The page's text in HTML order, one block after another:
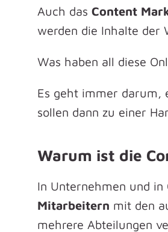
Auch das Content
werden die Inhalte der
Was haben all diese
Es geht immer darum,
sollen dann zu einer
Warum ist die
In Unternehmen und
Mitarbeitern mit den
mehrere Abteilungen